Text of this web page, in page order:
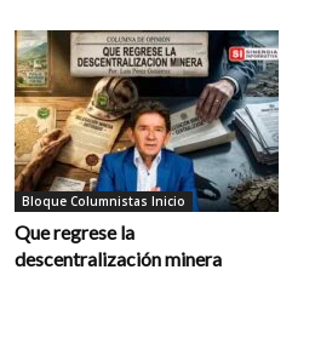
Bloque Columnistas Inicio
Que regrese la
descentralización minera